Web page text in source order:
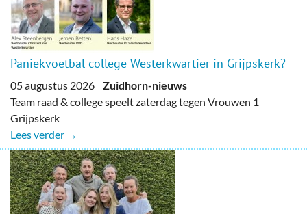
Paniekvoetbal college Westerkwartier in Grijpskerk?
05 augustus 2026 Zuidhorn-nieuws
Team raad & college speelt zaterdag tegen Vrouwen 1
Grijpskerk
Lees verder →